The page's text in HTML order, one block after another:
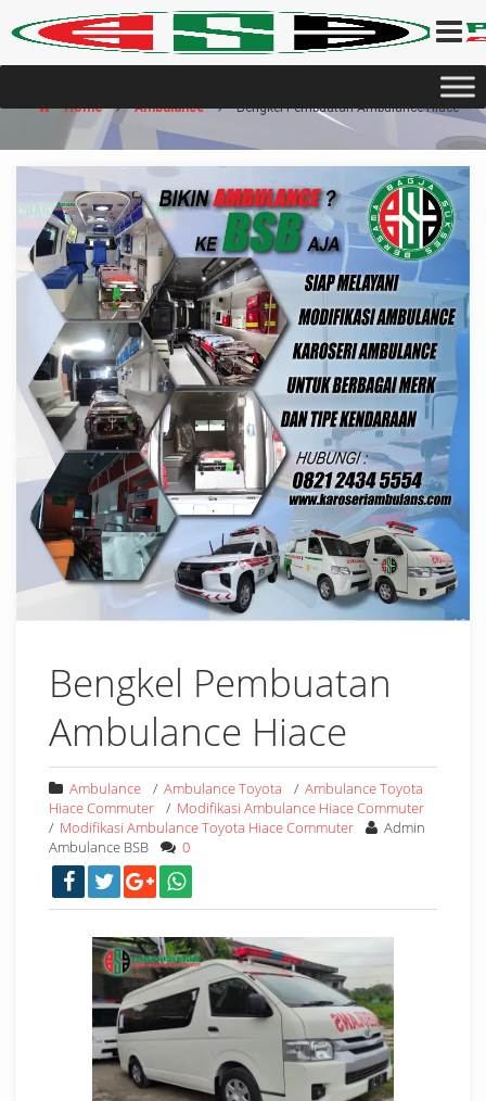
Home Ambulance Bengkel Pembuatan Ambulance Hiace
Bengkel Pembuatan
Ambulance Hiace
Ambulance / Ambulance Toyota / Ambulance Toyota
Hiace Commuter
/ Modifikasi Ambulance Hiace Commuter
/ Modifikasi Ambulance Toyota Hiace Commuter
Admin
Ambulance BSB
0